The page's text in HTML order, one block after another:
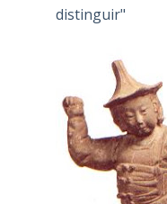
distinguir"